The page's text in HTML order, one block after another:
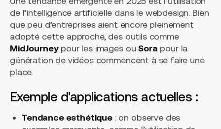
de l’intelligence artificielle dans le webdesign. Bien
que peu d’entreprises aient encore pleinement
adopté cette approche, des outils comme
MidJourneypour les images ouSora pour la
génération de vidéos commencent à se faire une
place.
Exemple d'applications actuelles :
Tendance esthétique: on observe des